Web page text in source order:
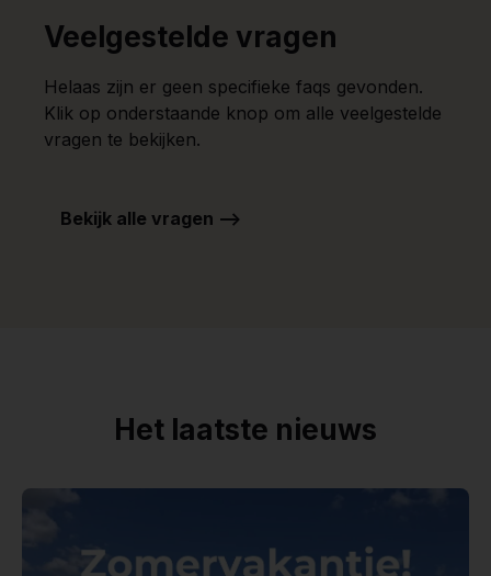
Veelgestelde vragen
Helaas zijn er geen specifieke faqs gevonden.
Klik op onderstaande knop om alle veelgestelde
vragen te bekijken.
Bekijk alle vragen -->
Het laatste nieuws